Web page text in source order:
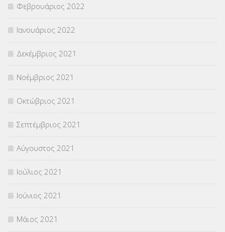
Φεβρουάριος 2022
Ιανουάριος 2022
Δεκέμβριος 2021
Νοέμβριος 2021
Οκτώβριος 2021
Σεπτέμβριος 2021
Αύγουστος 2021
Ιούλιος 2021
Ιούνιος 2021
Μάιος 2021